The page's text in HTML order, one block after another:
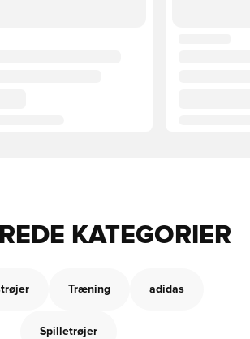
KATEGORIER
Træning adidas
Spilletrøjer